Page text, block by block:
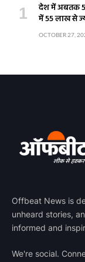
देश में अबतक
में 55 लाख से
OCTOBER 27,
Offbeat News is
unheard stories,
informed and
We're social.